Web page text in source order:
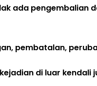
ada pengembalian
pembatalan,
di luar